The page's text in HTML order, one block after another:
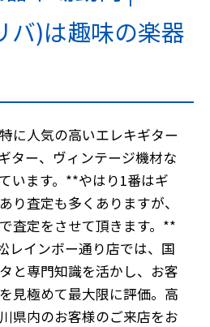
バ)は趣味の楽器
に人気の高いエレキギター
ター、ヴィンテージ機材な
います。**やはり1番はギ
り査定も多くありますが、
査定をさせて頂きます。**
レインボー通り店では、国
と専門知識を活かし、お客
見極めて最大限に評価。高
県内のお客様のご来店をお